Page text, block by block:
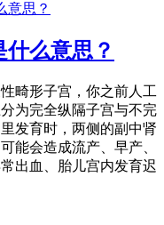
么意思？
畸形子宫，你之前人工
为完全纵隔子宫与不完
发育时，两侧的副中肾
能会造成流产、早产、
出血、胎儿宫内发育迟